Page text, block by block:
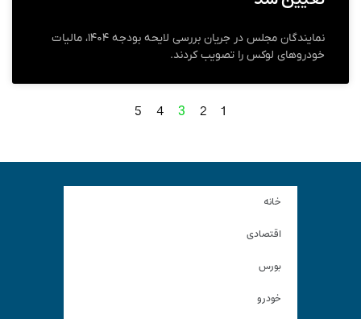
نمایندگان مجلس در جریان بررسی لایحه بودجه ۱۴۰۴، مالیات
خودروهای لوکس را تصویب کردند.
1
2
3
4
5
خانه
اقتصادی
بورس
خودرو